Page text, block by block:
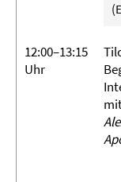
12:00–13:15
Uhr